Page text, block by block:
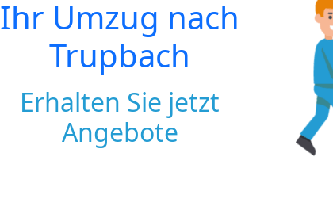
Ihr Umzug nach
Trupbach
Erhalten Sie jetzt
Angebote